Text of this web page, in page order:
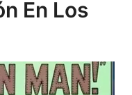
En Los